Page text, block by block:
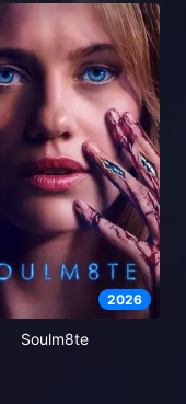
2026
Soulm8te